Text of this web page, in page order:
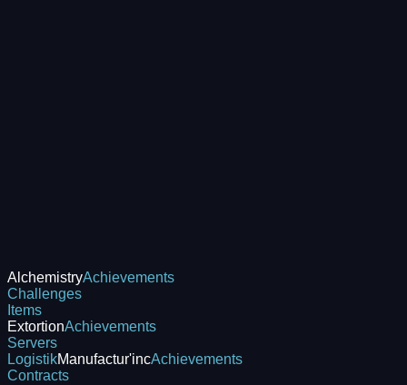
AlchemistryAchievements
Challenges
Items
ExtortionAchievements
Servers
LogistikManufactur'incAchievements
Contracts